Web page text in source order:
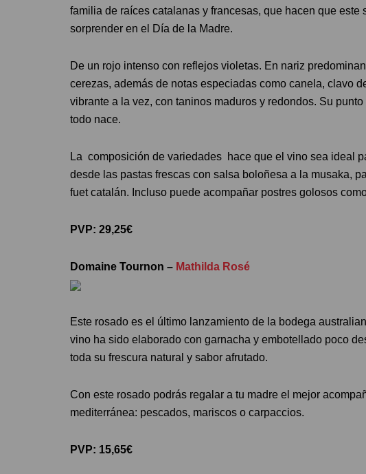
familia de raíces catalanas y francesas, que hacen que
sorprender en el Día de la Madre.
De un rojo intenso con reflejos violetas. En nariz
cerezas, además de notas especiadas como canela, clavo
vibrante a la vez, con taninos maduros y redondos. Su
todo nace.
La composición de variedades hace que el vino sea ideal
desde las pastas frescas con salsa boloñesa a la musaka,
fuet catalán. Incluso puede acompañar postres golosos
PVP: 29,25€
Domaine Tournon – Mathilda Rosé
Este rosado es el último lanzamiento de la bodega
vino ha sido elaborado con garnacha y embotellado poco
toda su frescura natural y sabor afrutado.
Con este rosado podrás regalar a tu madre el mejor
mediterránea: pescados, mariscos o carpaccios.
PVP: 15,65€